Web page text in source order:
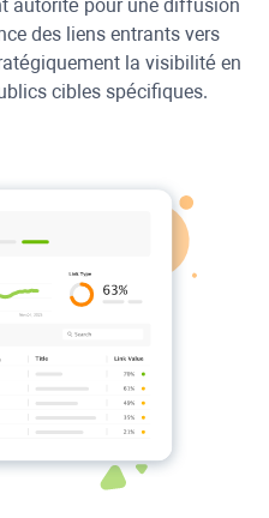
autorité pour une diffusion
des liens entrants vers
la visibilité en
cibles spécifiques.